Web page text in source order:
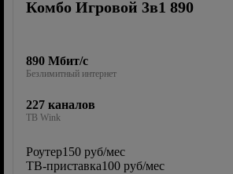
Комбо Игровой 3в1 890
890 Мбит/с
Безлимитный интернет
227 каналов
ТВ Wink
Роутер150 руб/мес
ТВ-приставка100 руб/мес